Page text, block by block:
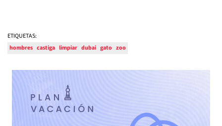
ETIQUETAS:
hombres castiga limpiar dubai gato zoo